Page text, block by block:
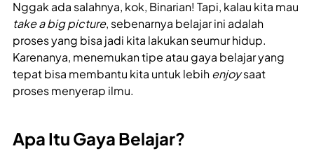
Nggak ada salahnya, kok, Binarian! Tapi, kalau kita mau
take a big picture, sebenarnya belajar ini adalah
proses yang bisa jadi kita lakukan seumur hidup.
Karenanya, menemukan tipe atau gaya belajar yang
tepat bisa membantu kita untuk lebihenjoysaat
proses menyerap ilmu.
Apa Itu Gaya Belajar?